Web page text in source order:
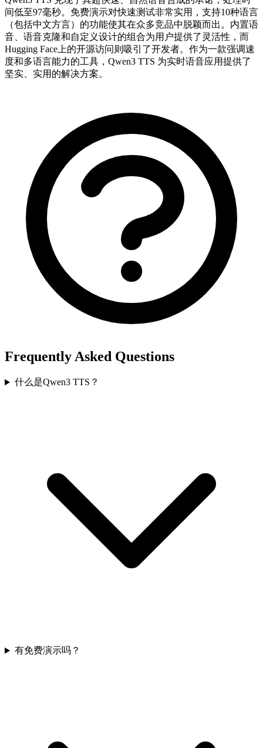
间低至97毫秒。免费演示对快速测试非常实用，支持10种语言
（包括中文方言）的功能使其在众多竞品中脱颖而出。内置语
音、语音克隆和自定义设计的组合为用户提供了灵活性，而
Hugging Face上的开源访问则吸引了开发者。作为一款强调速
度和多语言能力的工具，Qwen3 TTS 为实时语音应用提供了
坚实、实用的解决方案。
Frequently Asked Questions
什么是Qwen3 TTS？
有免费演示吗？